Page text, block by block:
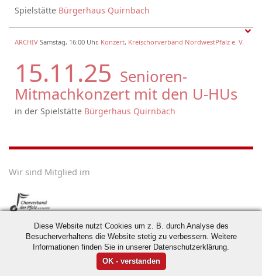
Spielstätte Bürgerhaus Quirnbach
ARCHIV Samstag, 16:00 Uhr, Konzert, Kreischorverband NordwestPfalz e. V.
15.11.25 Senioren-
Mitmachkonzert mit den U-HUs
in der Spielstätte Bürgerhaus Quirnbach
Wir sind Mitglied im
Diese Website nutzt Cookies um z. B. durch Analyse des
Besucherverhaltens die Website stetig zu verbessern. Weitere
Informationen finden Sie in unserer Datenschutzerklärung.